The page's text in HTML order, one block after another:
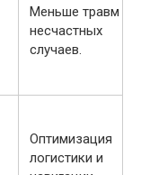
Меньше травм и
несчастных
случаев.
Оптимизация
логистики и